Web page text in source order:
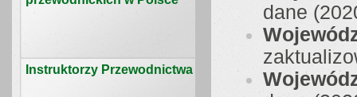
Instruktorzy Przewodnictwa
dane